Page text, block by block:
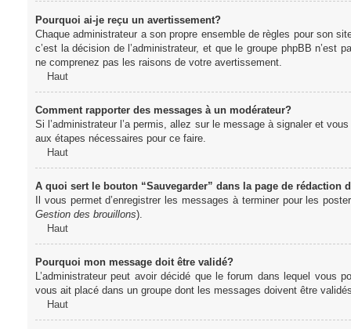
Pourquoi ai-je reçu un avertissement?
Chaque administrateur a son propre ensemble de règles pour son
c’est la décision de l’administrateur, et que le groupe phpBB n’est
ne comprenez pas les raisons de votre avertissement.
Haut
Comment rapporter des messages à un modérateur?
Si l’administrateur l’a permis, allez sur le message à signaler et
aux étapes nécessaires pour ce faire.
Haut
A quoi sert le bouton “Sauvegarder” dans la page de rédaction
Il vous permet d’enregistrer les messages à terminer pour les
Gestion des brouillons).
Haut
Pourquoi mon message doit être validé?
L’administrateur peut avoir décidé que le forum dans lequel vous
vous ait placé dans un groupe dont les messages doivent être
Haut